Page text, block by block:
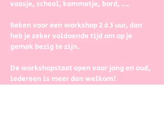
vaasje, schaal, kommetje, bord, ...
Reken voor een workshop 2 à 3 uur, dan
heb je zeker voldoende tijd om op je
gemak bezig te zijn.
De workshopstaat open voor jong en oud,
iedereen is meer dan welkom!